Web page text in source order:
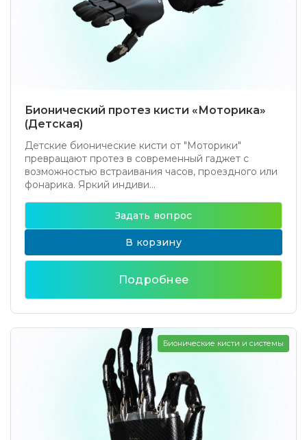
Бионический протез кисти «Моторика»
(Детская)
Детские бионические кисти от "Моторики"
превращают протез в современный гаджет с
возможностью встраивания часов, проездного или
фонарика. Яркий индиви...
Задать вопрос
В корзину
Подробнее
Бионические кисти и системы